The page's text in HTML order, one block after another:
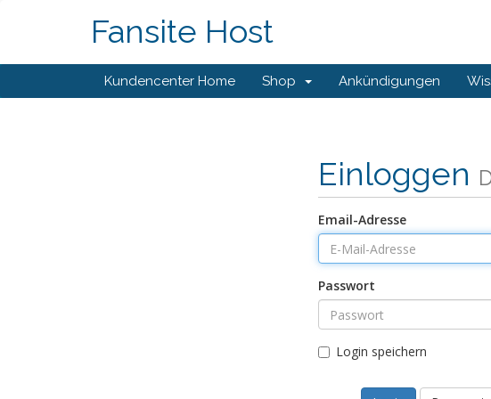
Fansite Host
Kundencenter Home Shop Ankündigungen
Einloggen
Email-Adresse
Passwort
Login speichern